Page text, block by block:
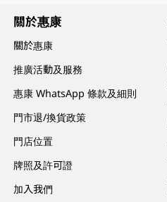
關於惠康
關於惠康
推廣活動及服務
惠康 WhatsApp 條款及細則
門市退/換貨政策
門店位置
牌照及許可證
加入我們